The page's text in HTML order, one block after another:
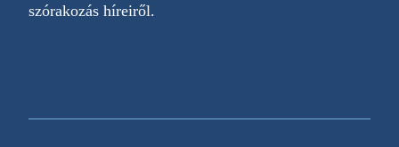
szórakozás híreiről.